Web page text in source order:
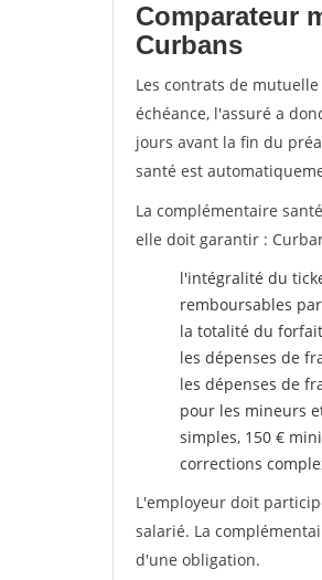
Comparateur
Curbans
Les contrats de
échéance, l'assuré a
jours avant la fin du
santé est
La complémentaire
elle doit garantir :
l'intégralité du
remboursables
la totalité du
les dépenses de
les dépenses de
pour les mineurs
simples, 150 €
corrections
L'employeur doit
salarié. La
d'une obligation.